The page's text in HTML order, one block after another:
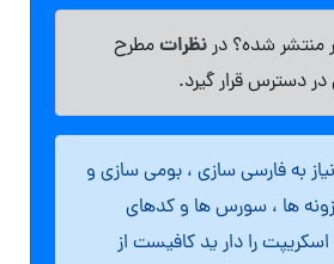
منتشر شده؟ درنظراتمطرح
در دسترس قرار گیرد.
به فارسی سازی ، بومی سازی و
ها ، سورس ها و کدهای
را دار ید کافیست از